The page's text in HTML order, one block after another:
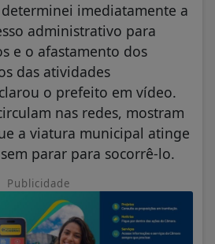
imediatamente a
administrativo para
e o afastamento dos
das atividades
o prefeito em vídeo.
nas redes, mostram
a viatura municipal atinge
parar para socorrê-lo.
Publicidade